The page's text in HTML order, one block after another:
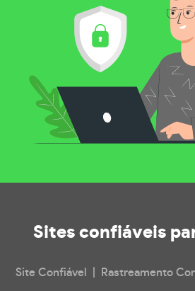
Sites confiáveis
Site Confiável | Rastreamento